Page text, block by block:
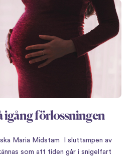
igång förlossningen
Maria Midstam I sluttampen av
som att tiden går i snigelfart